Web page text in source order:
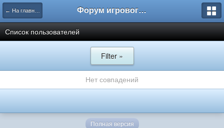
← На главную Форум игрового проекта Riverrise
Список пользователей
Filter »
Нет совпадений
Полная версия